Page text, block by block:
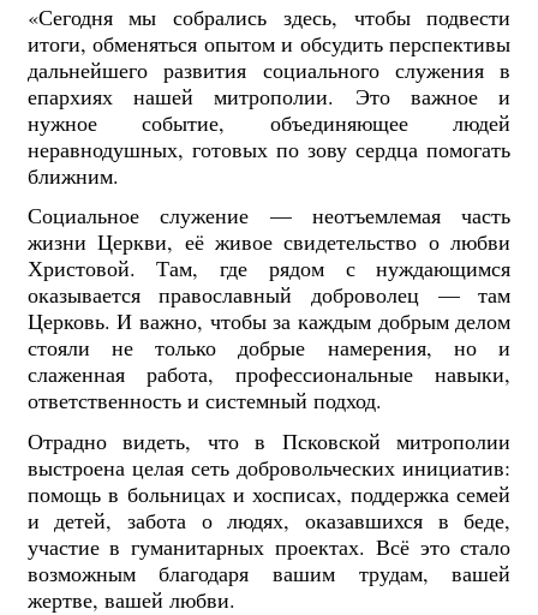
«Сегодня мы собрались здесь, чтобы подвести
итоги, обменяться опытом и обсудить перспективы
дальнейшего развития социального служения в
епархиях нашей митрополии. Это важное и
нужное событие, объединяющее людей
неравнодушных, готовых по зову сердца помогать
ближним.
Социальное служение — неотъемлемая часть
жизни Церкви, её живое свидетельство о любви
Христовой. Там, где рядом с нуждающимся
оказывается православный доброволец — там
Церковь. И важно, чтобы за каждым добрым делом
стояли не только добрые намерения, но и
слаженная работа, профессиональные навыки,
ответственность и системный подход.
Отрадно видеть, что в Псковской митрополии
выстроена целая сеть добровольческих инициатив:
помощь в больницах и хосписах, поддержка семей
и детей, забота о людях, оказавшихся в беде,
участие в гуманитарных проектах. Всё это стало
возможным благодаря вашим трудам, вашей
жертве, вашей любви.